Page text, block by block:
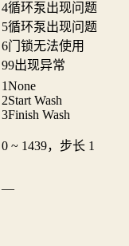
4循环泵出现问题
5循环泵出现问题
6门锁无法使用
99出现异常
1None
2Start Wash
3Finish Wash
0 ~ 1439，步长 1
—